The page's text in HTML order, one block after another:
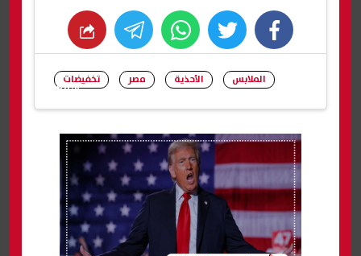
facebook
twitter
whats
شارك
الملابس الأحذية مصر تخفيضات